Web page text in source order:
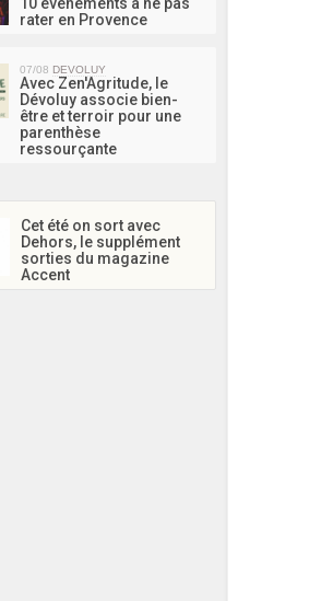
rater en Provence
07/08 DEVOLUY
Avec Zen'Agritude, le
Dévoluy associe bien-
être et terroir pour une
parenthèse
ressourçante
Cet été on sort avec
Dehors, le supplément
sorties du magazine
Accent